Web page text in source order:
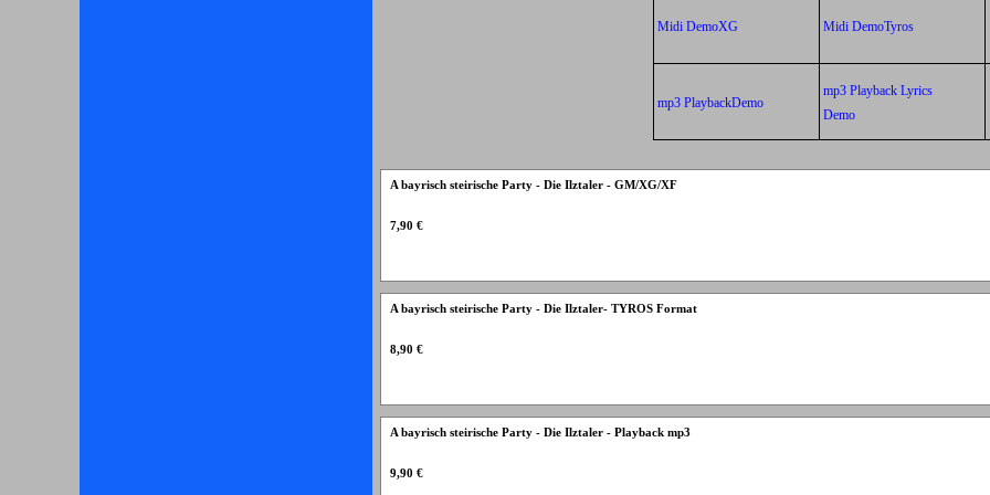
Midi DemoXG Midi DemoTyros
mp3 PlaybackDemo
mp3 Playback Lyrics
Demo
A bayrisch steirische Party - Die Ilztaler - GM/XG/XF
7,90 €
A bayrisch steirische Party - Die Ilztaler- TYROS Format
8,90 €
A bayrisch steirische Party - Die Ilztaler - Playback mp3
9,90 €